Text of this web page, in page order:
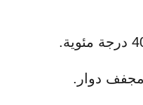
دوار